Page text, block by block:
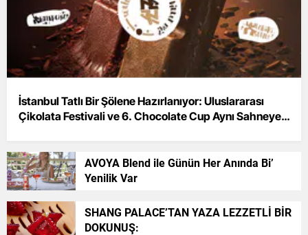
İstanbul Tatlı Bir Şölene Hazırlanıyor: Uluslararası
Çikolata Festivali ve 6. Chocolate Cup Aynı Sahneye
AVOYA Blend ile Günün Her Anında Bi’
Yenilik Var
SHANG PALACE’TAN YAZA LEZZETLİ BİR
DOKUNUŞ: